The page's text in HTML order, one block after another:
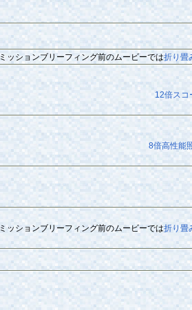
ミッションブリーフィング前のムービーでは折り畳
12倍スコ
8倍高性能
ミッションブリーフィング前のムービーでは折り畳